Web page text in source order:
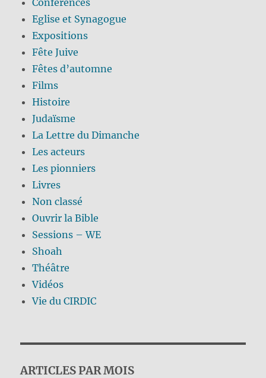
Conférences
Eglise et Synagogue
Expositions
Fête Juive
Fêtes d’automne
Films
Histoire
Judaïsme
La Lettre du Dimanche
Les acteurs
Les pionniers
Livres
Non classé
Ouvrir la Bible
Sessions – WE
Shoah
Théâtre
Vidéos
Vie du CIRDIC
ARTICLES PAR MOIS